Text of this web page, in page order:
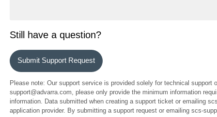
Still have a question?
Submit Support Request
Please note: Our support service is provided solely for technical
support@advarra.com, please only provide the minimum information
information. Data submitted when creating a support ticket or emailing
application provider. By submitting a support request or emailing scs-